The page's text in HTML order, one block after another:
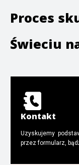
Proces
Świeciu
Kontakt
Uzyskujemy
przez formularz,